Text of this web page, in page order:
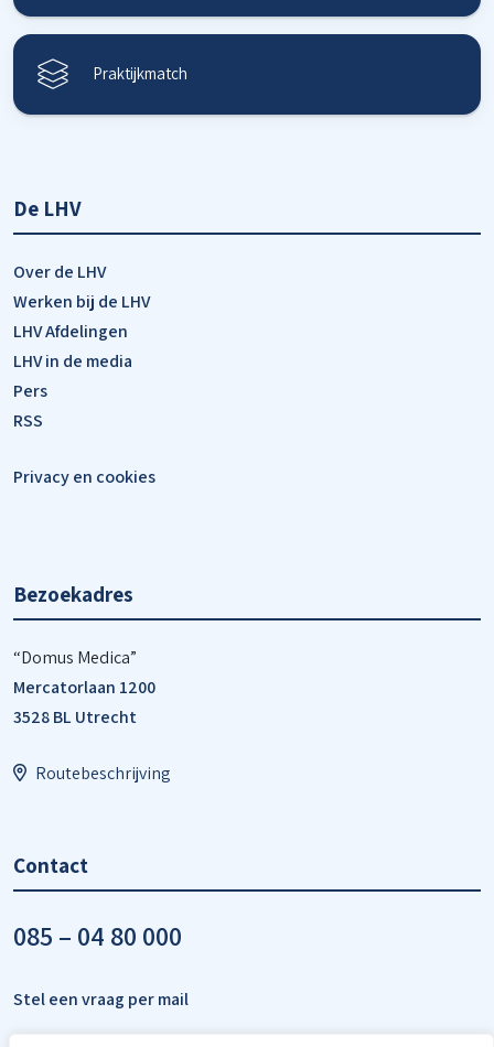
Praktijkmatch
De LHV
Over de LHV
Werken bij de LHV
LHV Afdelingen
LHV in de media
Pers
RSS
Privacy en cookies
Bezoekadres
“Domus Medica”
Mercatorlaan 1200
3528 BL Utrecht
Routebeschrijving
Contact
085 – 04 80 000
Stel een vraag per mail